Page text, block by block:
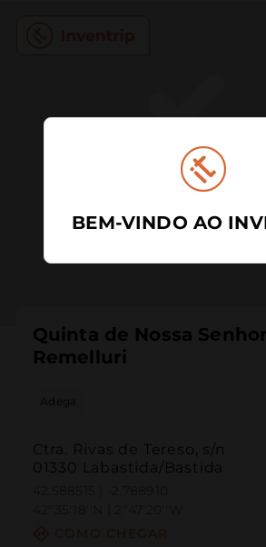
Quinta de Nossa
Remelluri
Adega
Ctra. Rivas de Tereso, s/n
01330 Labastida/Bastida
BEM-VINDO AO